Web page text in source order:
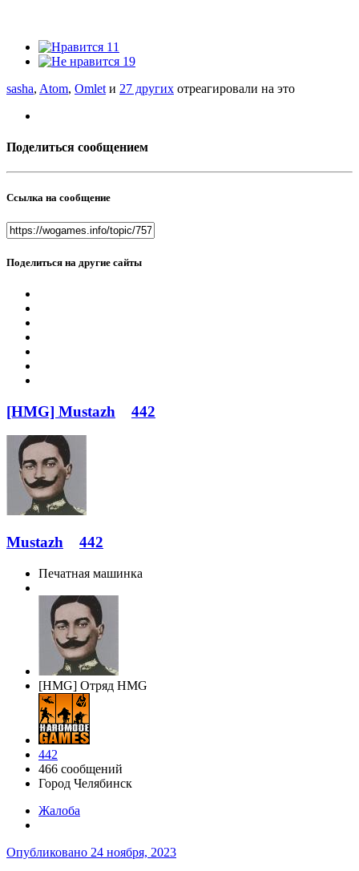
11
19
sasha, Atom, Omlet и 27 других отреагировали на это
Поделиться сообщением
Ссылка на сообщение
Поделиться на другие сайты
[HMG] Mustazh 442
Mustazh 442
Печатная машинка
[HMG] Отряд HMG
442
466 сообщений
Город Челябинск
Жалоба
Опубликовано 24 ноября, 2023